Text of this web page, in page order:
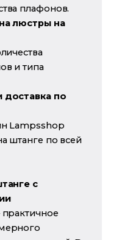
плафонов.
люстры на
и типа
доставка по
Lampsshop
штанге по всей
с